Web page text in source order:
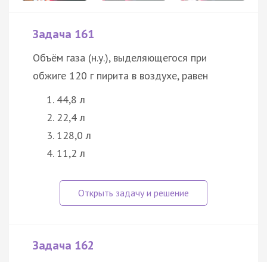
Задача 161
Объём газа (н.у.), выделяющегося при
обжиге 120 г пирита в воздухе, равен
44,8 л
22,4 л
128,0 л
11,2 л
Задача 162